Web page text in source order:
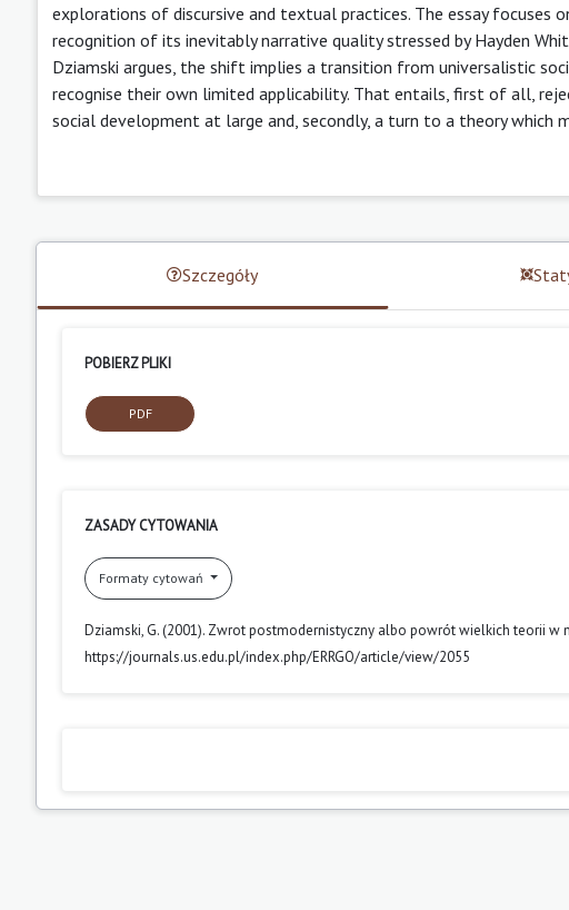
explorations of discursive and textual practices. The essay
recognition of its inevitably narrative quality stressed by Hayden
Dziamski argues, the shift implies a transition from universalistic
recognise their own limited applicability. That entails, first of all,
social development at large and, secondly, a turn to a theory which
Szczegóły
POBIERZ PLIKI
PDF
ZASADY CYTOWANIA
Formaty cytowań
Dziamski, G. (2001). Zwrot postmodernistyczny albo powrót wielkich teorii w
https://journals.us.edu.pl/index.php/ERRGO/article/view/2055